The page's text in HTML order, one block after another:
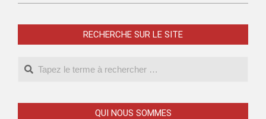
RECHERCHE SUR LE SITE
QUI NOUS SOMMES